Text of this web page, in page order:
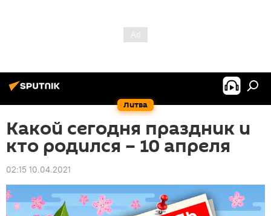
Литва
Какой сегодня праздник и
кто родился – 10 апреля
02:15 10.04.2021